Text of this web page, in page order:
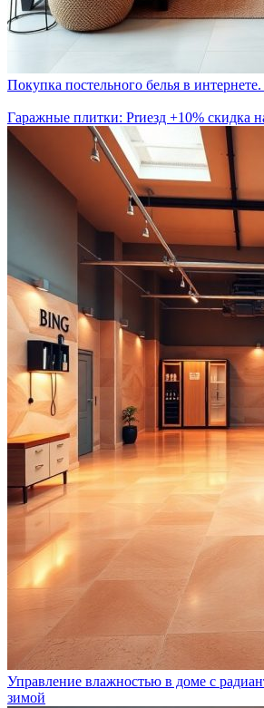
Покупка постельного белья в
Гаражные плитки: Prиезд +10% скидка
Управление влажностью в доме с
зимой